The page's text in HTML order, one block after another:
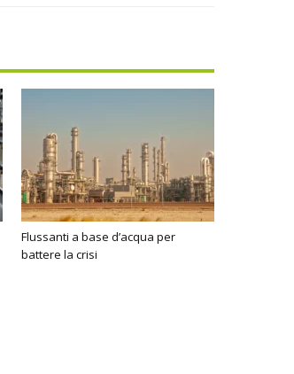
Flussanti a base d’acqua per
battere la crisi